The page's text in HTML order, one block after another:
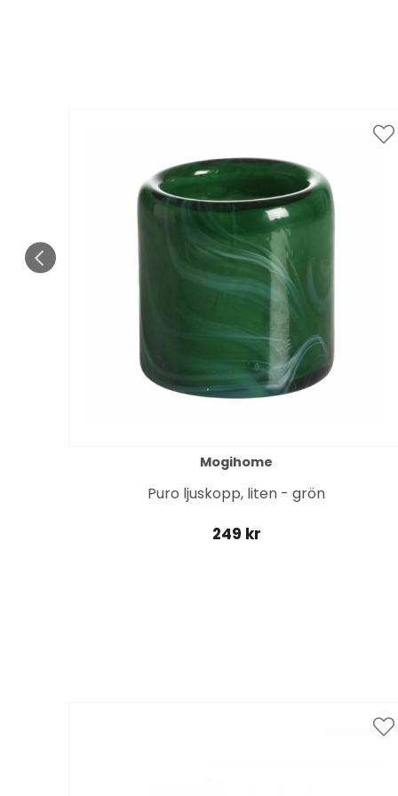
Mogihome
Puro ljuskopp, liten - grön
249 kr